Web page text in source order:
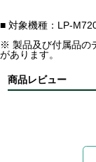
■ 対象機種：LP-
※ 製品及び付属品の
があります。
商品レビュー